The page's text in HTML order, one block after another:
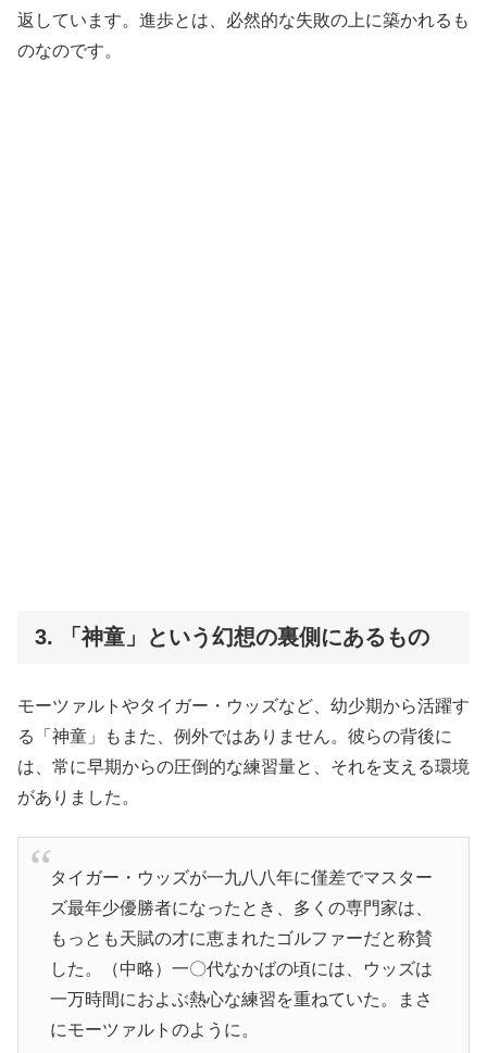
返しています。進歩とは、必然的な失敗の上に築かれるも
のなのです。
3. 「神童」という幻想の裏側にあるもの
モーツァルトやタイガー・ウッズなど、幼少期から活躍す
る「神童」もまた、例外ではありません。彼らの背後に
は、常に早期からの圧倒的な練習量と、それを支える環境
がありました。
タイガー・ウッズが一九八八年に僅差でマスター
ズ最年少優勝者になったとき、多くの専門家は、
もっとも天賦の才に恵まれたゴルファーだと称賛
した。（中略）一〇代なかばの頃には、ウッズは
一万時間におよぶ熱心な練習を重ねていた。まさ
にモーツァルトのように。